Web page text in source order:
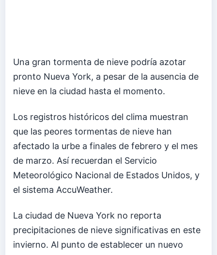
Una gran tormenta de nieve podría azotar
pronto Nueva York, a pesar de la ausencia de
nieve en la ciudad hasta el momento.
Los registros históricos del clima muestran
que las peores tormentas de nieve han
afectado la urbe a finales de febrero y el mes
de marzo. Así recuerdan el Servicio
Meteorológico Nacional de Estados Unidos, y
el sistema AccuWeather.
La ciudad de Nueva York no reporta
precipitaciones de nieve significativas en este
invierno. Al punto de establecer un nuevo